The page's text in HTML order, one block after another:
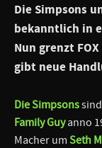
Die Simpsons
bekanntlich in
Nun grenzt
gibt neue
Die Simpsons
Family Guyanno
Macher um Seth